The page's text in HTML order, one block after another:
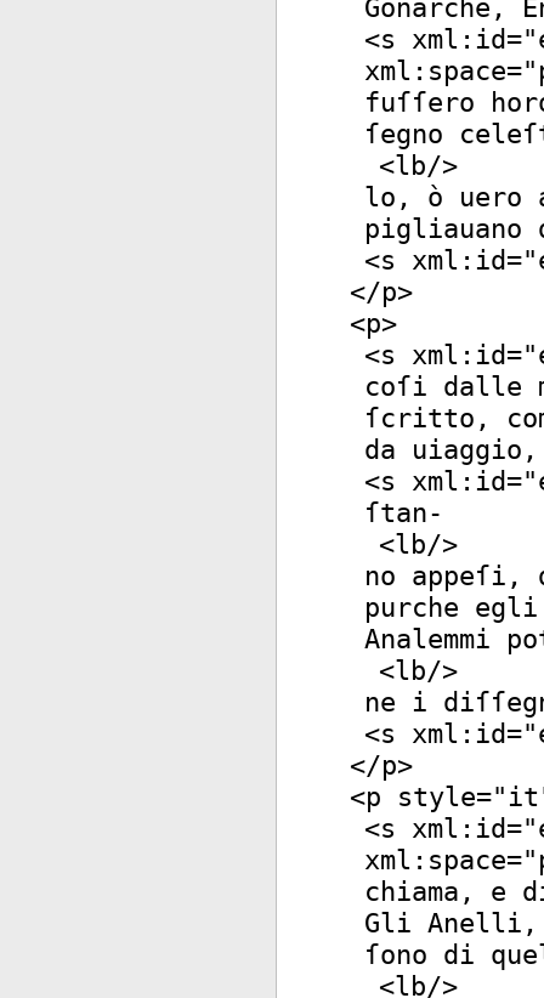
Gonarche,
<s xml:id="
xml:space="
fuſſero
ſegno
<lb/>
lo, ò uero
pigliauano
<s xml:id="
</p>
<p>
<s xml:id="
coſi dalle
ſcritto,
da
<s xml:id="
ſtan-
<lb/>
no
purche
Analemmi
<lb/>
ne i
<s xml:id="
</p>
<p style="it
<s xml:id="
xml:space="
chiama, e
Gli
ſono di
<lb/>